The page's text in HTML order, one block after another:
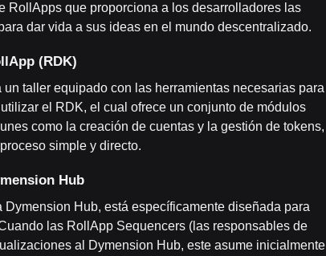
RollApps que proporciona a los desarrolladores las
dar vida a sus ideas en el mundo descentralizado.
(RDK)
taller equipado con las herramientas necesarias para
el RDK, el cual ofrece un conjunto de módulos
como la creación de cuentas y la gestión de tokens,
simple y directo.
Hub
Hub, está específicamente diseñada para
las RollApp Sequencers (las responsables de
al Dymension Hub, este asume inicialmente